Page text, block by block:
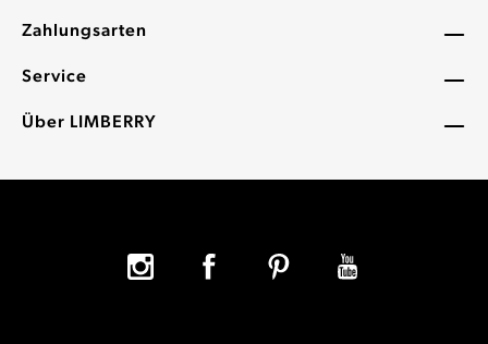
Zahlungsarten
Service
Über LIMBERRY